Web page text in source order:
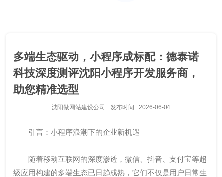
多端生态驱动，小程序成标配：德泰诺
科技深度测评沈阳小程序开发服务商，
助您精准选型
沈阳做网站建设公司 发布时间 : 2026-06-04
引言：小程序浪潮下的企业新机遇
随着移动互联网的深度渗透，微信、抖音、支付宝等超
级应用构建的多端生态已日趋成熟，它们不仅是用户日常生